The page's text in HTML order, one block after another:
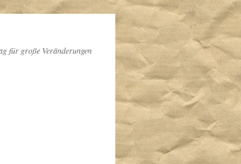
für große Veränderungen